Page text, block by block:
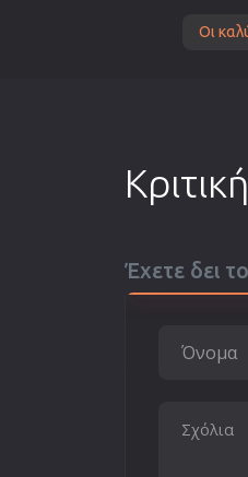
Οι
Έχετε δει το